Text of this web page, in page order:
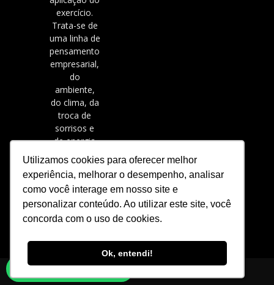
Utilizamos cookies para oferecer melhor
experiência, melhorar o desempenho, analisar
como você interage em nosso site e
personalizar conteúdo. Ao utilizar este site, você
concorda com o uso de cookies.
Ok, entendi!
exercício.
Trata-se de
uma linha de
pensamento
empresarial,
do
ambiente,
do clima, da
troca de
sorrisos e
de energia
positiva.
Converse conosco